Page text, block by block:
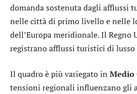
domanda sostenuta dagli afflussi
nelle città di primo livello e nelle
dell’Europa meridionale. Il Regno
registrano afflussi turistici di
Il quadro è più variegato in Medio
tensioni regionali influenzano gli